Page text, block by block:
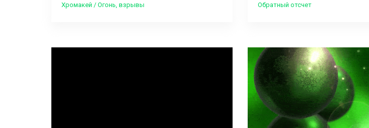
Хромакей / Огонь, взрывы
Обратный отсчет